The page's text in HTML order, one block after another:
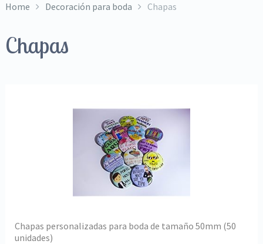
Home Decoración para boda Chapas
Chapas
Chapas personalizadas para boda de tamaño 50mm (50
unidades)